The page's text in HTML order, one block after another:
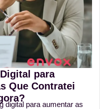
para
Que Contratei
digital para aumentar as